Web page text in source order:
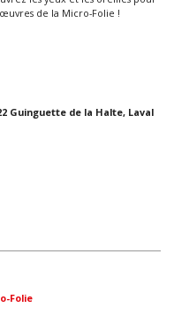
de la Micro-Folie !
Guinguette de la Halte, Laval
Folie